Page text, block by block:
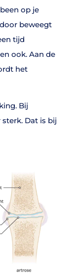
op je
beweegt
tijd
ook. Aan de
het
Bij
Dat is bij